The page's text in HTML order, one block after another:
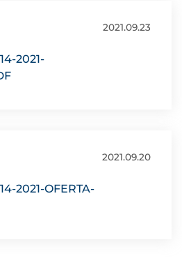
2021.09.23
2021-
2021.09.20
2021-OFERTA-